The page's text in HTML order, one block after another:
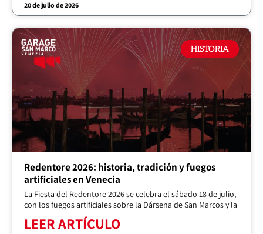
20 de julio de 2026
HISTORIA
Redentore 2026: historia, tradición y fuegos
artificiales en Venecia
La Fiesta del Redentore 2026 se celebra el sábado 18 de julio,
con los fuegos artificiales sobre la Dársena de San Marcos y la
LEER ARTÍCULO